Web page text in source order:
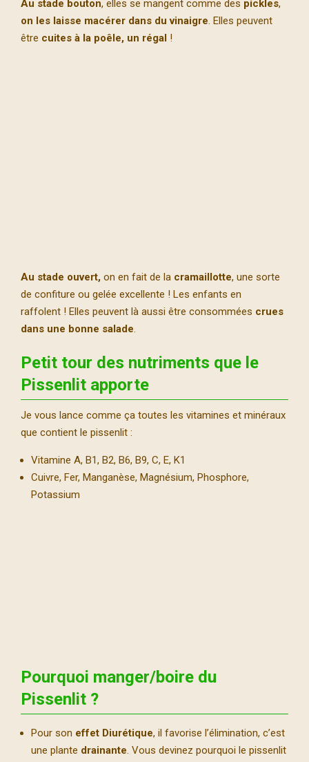
Au stade bouton, elles se mangent comme des pickles,
on les laisse macérer dans du vinaigre. Elles peuvent
être cuites à la poêle, un régal !
Au stade ouvert, on en fait de la cramaillotte, une sorte
de confiture ou gelée excellente ! Les enfants en
raffolent ! Elles peuvent là aussi être consommées crues
dans une bonne salade.
Petit tour des nutriments que le
Pissenlit apporte
Je vous lance comme ça toutes les vitamines et minéraux
que contient le pissenlit :
Vitamine A, B1, B2, B6, B9, C, E, K1
Cuivre, Fer, Manganèse, Magnésium, Phosphore,
Potassium
Pourquoi manger/boire du
Pissenlit ?
Pour son effet Diurétique, il favorise l’élimination, c’est
une plante drainante. Vous devinez pourquoi le pissenlit